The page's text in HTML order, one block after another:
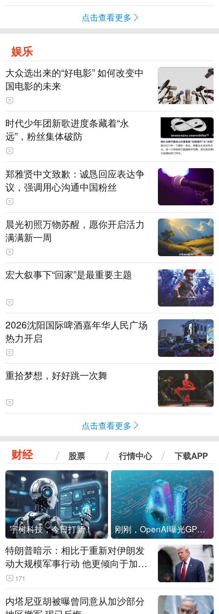
点击查看更多
娱乐
大众选出来的“好电影” 如何改变中
国电影的未来
时代少年团新歌进度条藏着“永
远”，粉丝集体破防
郑雅贤中文致歉：诚恳回应表达争
议，强调用心沟通中国粉丝
晨光初照万物苏醒，愿你开启活力
满满新一周
宏大叙事下“回家”是最重要主题
2026沈阳国际啤酒嘉年华人民广场
热力开启
重拾梦想，好好跳一次舞
点击查看更多
财经 股票 行情中心 下载APP
宇树科技，今日打新！ 刚刚，OpenAI曝光GPT-6！传10万亿参数，8月强行发布
特朗普暗示：相比于重新对伊朗发
动大规模军事行动 他更倾向于加大
经济施压
171
内塔尼亚胡被曝曾同意从加沙部分